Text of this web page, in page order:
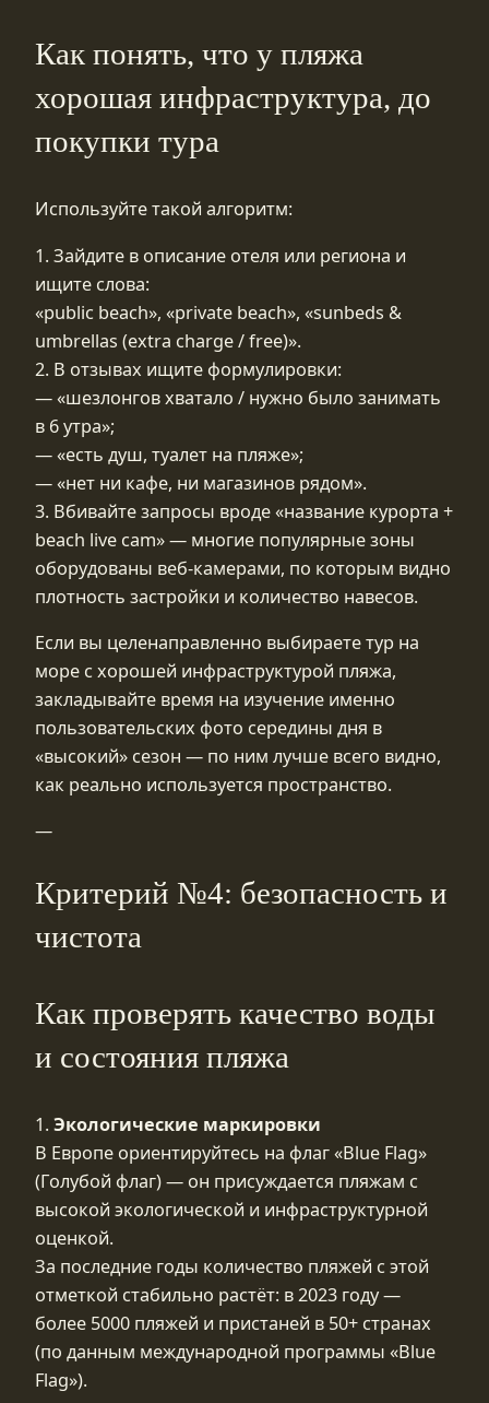
Как понять, что у пляжа
хорошая инфраструктура, до
покупки тура
Используйте такой алгоритм:
1. Зайдите в описание отеля или региона и
ищите слова:
«public beach», «private beach», «sunbeds &
umbrellas (extra charge / free)».
2. В отзывах ищите формулировки:
— «шезлонгов хватало / нужно было занимать
в 6 утра»;
— «есть душ, туалет на пляже»;
— «нет ни кафе, ни магазинов рядом».
3. Вбивайте запросы вроде «название курорта +
beach live cam» — многие популярные зоны
оборудованы веб-камерами, по которым видно
плотность застройки и количество навесов.
Если вы целенаправленно выбираете тур на
море с хорошей инфраструктурой пляжа,
закладывайте время на изучение именно
пользовательских фото середины дня в
«высокий» сезон — по ним лучше всего видно,
как реально используется пространство.
—
Критерий №4: безопасность и
чистота
Как проверять качество воды
и состояния пляжа
1. Экологические маркировки
В Европе ориентируйтесь на флаг «Blue Flag»
(Голубой флаг) — он присуждается пляжам с
высокой экологической и инфраструктурной
оценкой.
За последние годы количество пляжей с этой
отметкой стабильно растёт: в 2023 году —
более 5000 пляжей и пристаней в 50+ странах
(по данным международной программы «Blue
Flag»).